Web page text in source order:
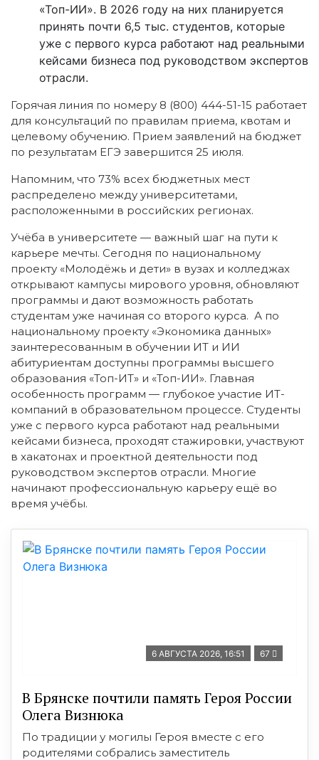
«Топ-ИИ». В 2026 году на них планируется
принять почти 6,5 тыс. студентов, которые
уже с первого курса работают над реальными
кейсами бизнеса под руководством экспертов
отрасли.
Горячая линия по номеру 8 (800) 444-51-15 работает
для консультаций по правилам приема, квотам и
целевому обучению. Прием заявлений на бюджет
по результатам ЕГЭ завершится 25 июля.
Напомним, что 73% всех бюджетных мест
распределено между университетами,
расположенными в российских регионах.
Учёба в университете — важный шаг на пути к
карьере мечты. Сегодня по национальному
проекту «Молодёжь и дети» в вузах и колледжах
открывают кампусы мирового уровня, обновляют
программы и дают возможность работать
студентам уже начиная со второго курса. А по
национальному проекту «Экономика данных»
заинтересованным в обучении ИТ и ИИ
абитуриентам доступны программы высшего
образования «Топ-ИТ» и «Топ-ИИ». Главная
особенность программ — глубокое участие ИТ-
компаний в образовательном процессе. Студенты
уже с первого курса работают над реальными
кейсами бизнеса, проходят стажировки, участвуют
в хакатонах и проектной деятельности под
руководством экспертов отрасли. Многие
начинают профессиональную карьеру ещё во
время учёбы.
6 АВГУСТА 2026, 16:51 67
В Брянске почтили память Героя России
Олега Визнюка
По традиции у могилы Героя вместе с его
родителями собрались заместитель